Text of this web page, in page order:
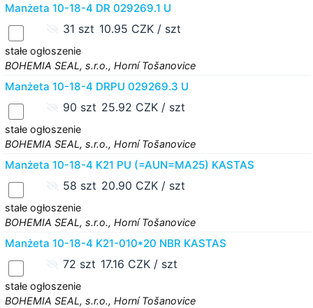
Manżeta 10-18-4 DR 029269.1 U
31 szt 10.95 CZK / szt
stałe ogłoszenie
BOHEMIA SEAL, s.r.o., Horní Tošanovice
Manżeta 10-18-4 DRPU 029269.3 U
90 szt 25.92 CZK / szt
stałe ogłoszenie
BOHEMIA SEAL, s.r.o., Horní Tošanovice
Manżeta 10-18-4 K21 PU (=AUN=MA25) KASTAS
58 szt 20.90 CZK / szt
stałe ogłoszenie
BOHEMIA SEAL, s.r.o., Horní Tošanovice
Manżeta 10-18-4 K21-010*20 NBR KASTAS
72 szt 17.16 CZK / szt
stałe ogłoszenie
BOHEMIA SEAL, s.r.o., Horní Tošanovice